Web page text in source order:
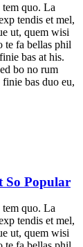
tem quo. La
tendis et mel,
ut, quem wisi
te fa bellas phil
bas at his.
bo no rum
bas duo eu,
So Popular
tem quo. La
tendis et mel,
ut, quem wisi